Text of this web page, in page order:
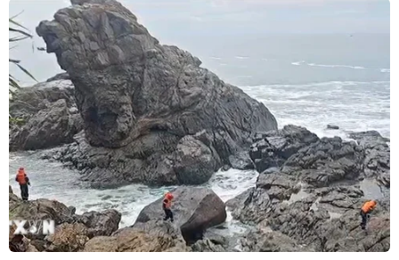
Ngoài Côte d'Ivoire, 3 quốc gia châu Phi khác có
căn cứ quân sự cũng bị ảnh hưởng do sự điều
chỉnh hệ thống quân sự lần này bao gồm
Senegal, Gabon và Chad.
Theo dự kiến, ông Bockel sẽ phải đệ trình đề
xuất của mình về vấn đề nêu trên lên Tổng
thống Pháp Emmanuel Macron vào tháng 7 tới./.
(TTXVN/Vietnam+)